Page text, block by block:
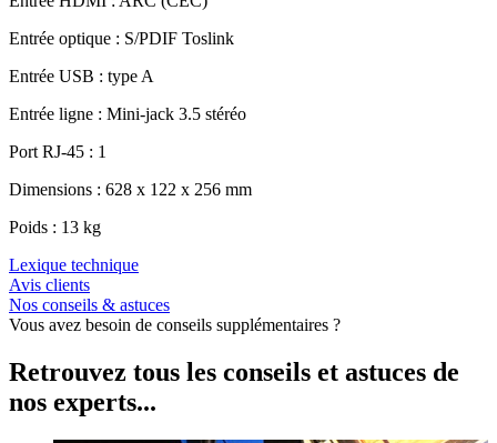
Entrée optique : S/PDIF Toslink
Entrée USB : type A
Entrée ligne : Mini-jack 3.5 stéréo
Port RJ-45 : 1
Dimensions : 628 x 122 x 256 mm
Poids : 13 kg
Lexique technique
Avis clients
Nos conseils & astuces
Vous avez besoin de conseils supplémentaires ?
Retrouvez tous les conseils et astuces de
nos experts...